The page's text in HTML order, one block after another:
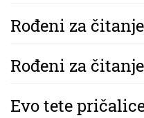
Rođeni za čitanje
Rođeni za čitanje
Evo tete